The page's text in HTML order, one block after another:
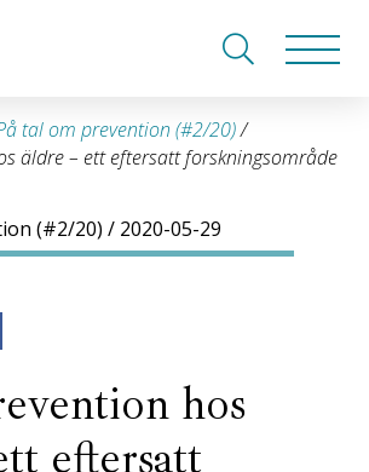
tal om prevention (#2/20)/
äldre – ett eftersatt forskningsområde
(#2/20) / 2020-05-29
hos
eftersatt